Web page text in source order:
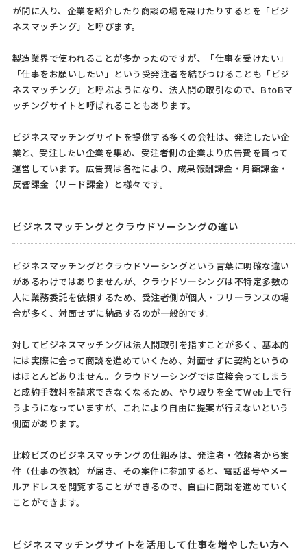
が間に入り、企業を紹介したり商談の場を設けたりするとを「ビジ
ネスマッチング」と呼びます。
製造業界で使われることが多かったのですが、「仕事を受けたい」
「仕事をお願いしたい」という受発注者を結びつけることも「ビジ
ネスマッチング」と呼ぶようになり、法人間の取引なので、BtoBマ
ッチングサイトと呼ばれることもあります。
ビジネスマッチングサイトを提供する多くの会社は、発注したい企
業と、受注したい企業を集め、受注者側の企業より広告費を貰って
運営しています。広告費は各社により、成果報酬課金・月額課金・
反響課金（リード課金）と様々です。
ビジネスマッチングとクラウドソーシングの違い
ビジネスマッチングとクラウドソーシングという言葉に明確な違い
があるわけではありませんが、クラウドソーシングは不特定多数の
人に業務委託を依頼するため、受注者側が個人・フリーランスの場
合が多く、対面せずに納品するのが一般的です。
対してビジネスマッチングは法人間取引を指すことが多く、基本的
には実際に会って商談を進めていくため、対面せずに契約というの
はほとんどありません。クラウドソーシングでは直接会ってしまう
と成約手数料を請求できなくなるため、やり取りを全てWeb上で行
うようになっていますが、これにより自由に提案が行えないという
側面があります。
比較ビズのビジネスマッチングの仕組みは、発注者・依頼者から案
件（仕事の依頼）が届き、その案件に参加すると、電話番号やメー
ルアドレスを閲覧することができるので、自由に商談を進めていく
ことができます。
ビジネスマッチングサイトを活用して仕事を増やしたい方へ